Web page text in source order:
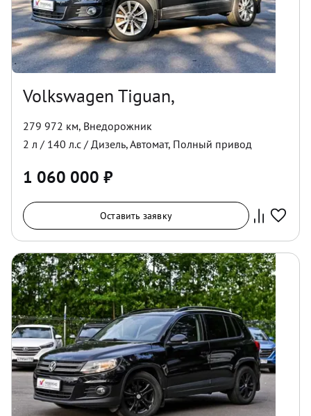
Volkswagen Tiguan,
279 972 км, Внедорожник
2 л / 140 л.с / Дизель,Автомат, Полный привод
1 060 000 ₽
Оставить заявку